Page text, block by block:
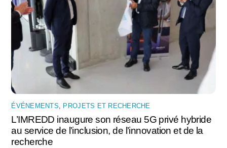
ÉVÉNEMENTS PROJETS ET RECHERCHE
L’IMREDD inaugure son réseau 5G privé hybride
au service de l’inclusion, de l’innovation et de la
recherche